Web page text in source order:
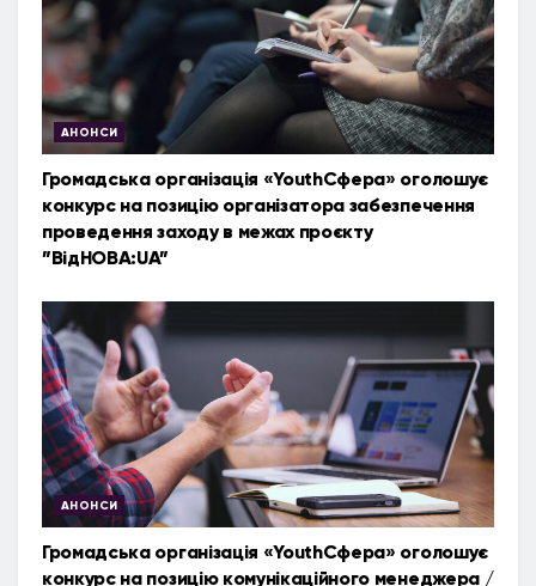
АНОНСИ
Громадська організація «YouthСфера» оголошує
конкурс на позицію організатора забезпечення
проведення заходу в межах проєкту
”ВідНОВА:UA”
АНОНСИ
Громадська організація «YouthСфера» оголошує
конкурс на позицію комунікаційного менеджера /